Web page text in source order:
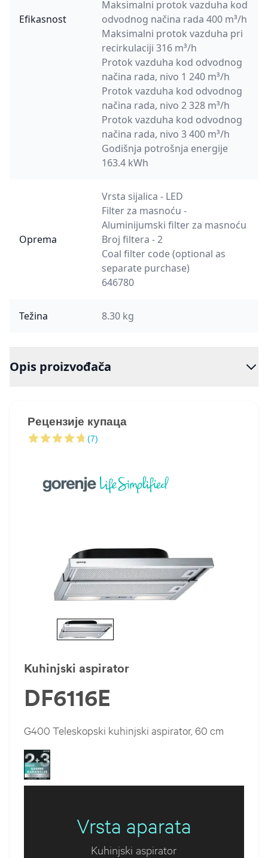
Efikasnost
Maksimalni protok vazduha kod
odvodnog načina rada 400 m³/h
Maksimalni protok vazduha pri
recirkulaciji 316 m³/h
Protok vazduha kod odvodnog
načina rada, nivo 1 240 m³/h
Protok vazduha kod odvodnog
načina rada, nivo 2 328 m³/h
Protok vazduha kod odvodnog
načina rada, nivo 3 400 m³/h
Godišnja potrošnja energije
163.4 kWh
Oprema
Vrsta sijalica - LED
Filter za masnoću -
Aluminijumski filter za masnoću
Broj filtera - 2
Coal filter code (optional as
separate purchase)
646780
Težina 8.30 kg
Opis proizvođača
Рецензије купаца
(7)
Kuhinjski aspirator
DF6116E
G400 Teleskopski kuhinjski aspirator, 60 cm
Vrsta aparata
Kuhinjski aspirator